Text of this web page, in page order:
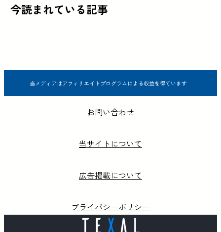
今読まれている記事
当メディアはアフィリエイトプログラムによる収益を得ています
お問い合わせ
当サイトについて
広告掲載について
プライバシーポリシー